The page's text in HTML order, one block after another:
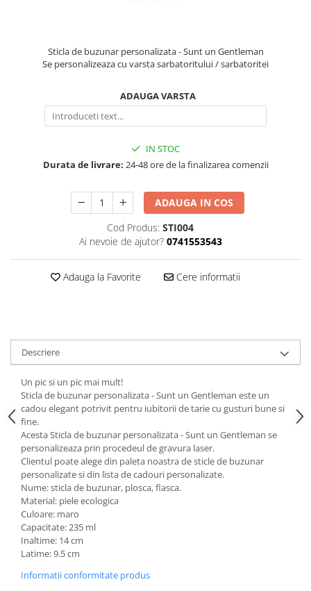
Plachete personalizate
Tricouri personalizate
Pix personalizat
Umerase Personalizate
Pahare personalizate
Sticla de buzunar personalizata - Sunt un Gentleman
Se personalizeaza cu varsta sarbatoritului / sarbatoritei
ADAUGA VARSTA
IN STOC
Durata de livrare: 24-48 ore de la finalizarea comenzii
ADAUGA IN COS
Cod Produs: STI004
Ai nevoie de ajutor? 0741553543
Adauga la Favorite Cere informatii
Descriere
Un pic si un pic mai mult!
Sticla de buzunar personalizata - Sunt un Gentleman este un
cadou elegant potrivit pentru iubitorii de tarie cu gusturi bune si
fine.
Acesta Sticla de buzunar personalizata - Sunt un Gentleman se
personalizeaza prin procedeul de gravura laser.
Clientul poate alege din paleta noastra de sticle de buzunar
personalizate si din lista de cadouri personalizate.
Nume: sticla de buzunar, plosca, flasca.
Material: piele ecologica
Culoare: maro
Capacitate: 235 ml
Inaltime: 14 cm
Latime: 9.5 cm
Informatii conformitate produs